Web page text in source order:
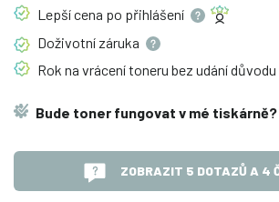
Lepší cena po přihlášení
Doživotní záruka
Rok na vrácení toneru bez udánídůvodu
Bude toner fungovat v mé tiskárně?
ZOBRAZIT 5 DOTAZŮ A 4